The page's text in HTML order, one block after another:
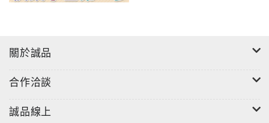
關於誠品
合作洽談
誠品線上